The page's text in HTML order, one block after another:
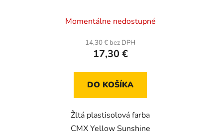
Momentálne nedostupné
14,30 € bez DPH
17,30 €
DO KOŠÍKA
Žltá plastisolová farba
CMX Yellow Sunshine